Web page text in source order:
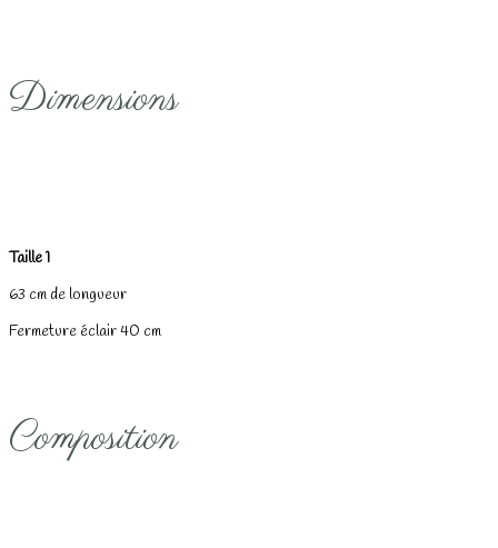
Dimensions
Taille 1
63 cm de longueur
Fermeture éclair 40 cm
Composition